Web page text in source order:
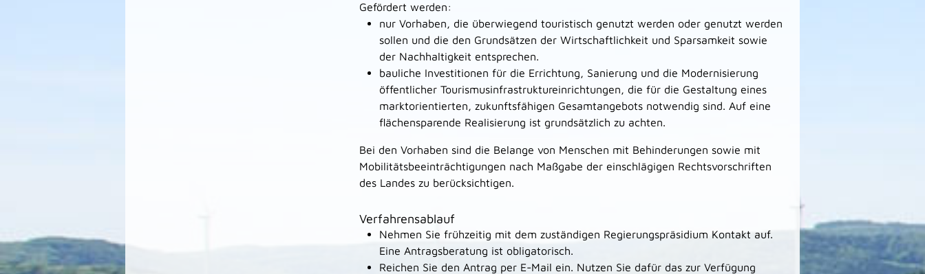
Gefördert werden:
nur Vorhaben, die überwiegend touristisch genutzt werden oder genutzt werden
sollen und die den Grundsätzen der Wirtschaftlichkeit und Sparsamkeit sowie
der Nachhaltigkeit entsprechen.
bauliche Investitionen für die Errichtung, Sanierung und die Modernisierung
öffentlicher Tourismusinfrastruktureinrichtungen, die für die Gestaltung eines
marktorientierten, zukunftsfähigen Gesamtangebots notwendig sind. Auf eine
flächensparende Realisierung ist grundsätzlich zu achten.
Bei den Vorhaben sind die Belange von Menschen mit Behinderungen sowie mit
Mobilitätsbeeinträchtigungen nach Maßgabe der einschlägigen Rechtsvorschriften
des Landes zu berücksichtigen.
Verfahrensablauf
Nehmen Sie frühzeitig mit dem zuständigen Regierungspräsidium Kontakt auf.
Eine Antragsberatung ist obligatorisch.
Reichen Sie den Antrag per E-Mail ein. Nutzen Sie dafür das zur Verfügung